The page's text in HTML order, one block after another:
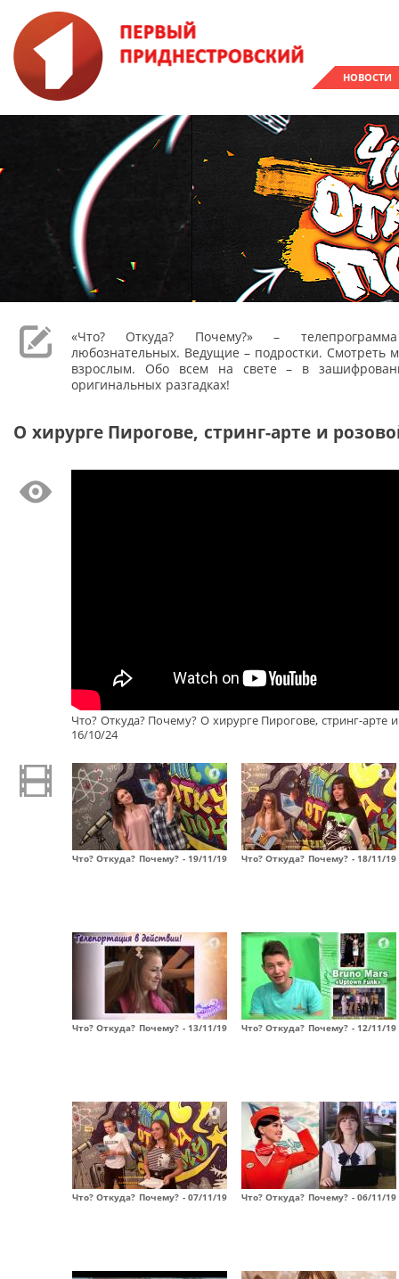
НОВОСТИ
«Что? Откуда? Почему?» –
любознательных. Ведущие – подростки. Смотреть
взрослым. Обо всем на свете – в
оригинальных разгадках!
О хирурге Пирогове, стринг-арте и
Что? Откуда? Почему? О хирурге Пирогове, стринг-арте
16/10/24
Что? Откуда? Почему? - 19/11/19 Что? Откуда? Почему? - 18/11/19
Что? Откуда? Почему? - 13/11/19 Что? Откуда? Почему? - 12/11/19
Что? Откуда? Почему? - 07/11/19 Что? Откуда? Почему? - 06/11/19